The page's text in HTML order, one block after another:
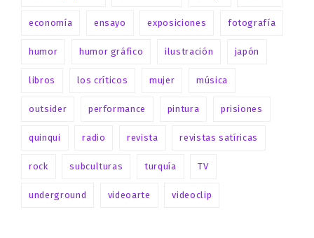
economía ensayo exposiciones fotografía
humor humor gráfico ilustración japón
libros los críticos mujer música
outsider performance pintura prisiones
quinqui radio revista revistas satíricas
rock subculturas turquía TV
underground videoarte videoclip